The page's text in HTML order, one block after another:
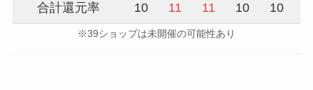
合計還元率 10 11 11 10 10
※39ショップは未開催の可能性あり